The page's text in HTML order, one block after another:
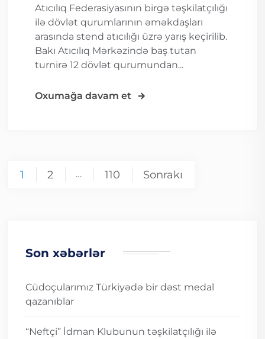
Atıcılıq Federasiyasının birgə təşkilatçılığı
ilə dövlət qurumlarının əməkdaşları
arasında stend atıcılığı üzrə yarış keçirilib.
Bakı Atıcılıq Mərkəzində baş tutan
turnirə 12 dövlət qurumundan...
Oxumağa davam et
1 2 … 110 Sonrakı
Son xəbərlər
Cüdoçularımız Türkiyədə bir dəst medal
qazanıblar
“Neftçi” İdman Klubunun təşkilatçılığı ilə